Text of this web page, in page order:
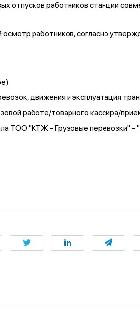
отпусков работников станции
работников, согласно
движения и эксплуатация
работе/товарного кассира/
ТОО "КТЖ - Грузовые перевозки" -